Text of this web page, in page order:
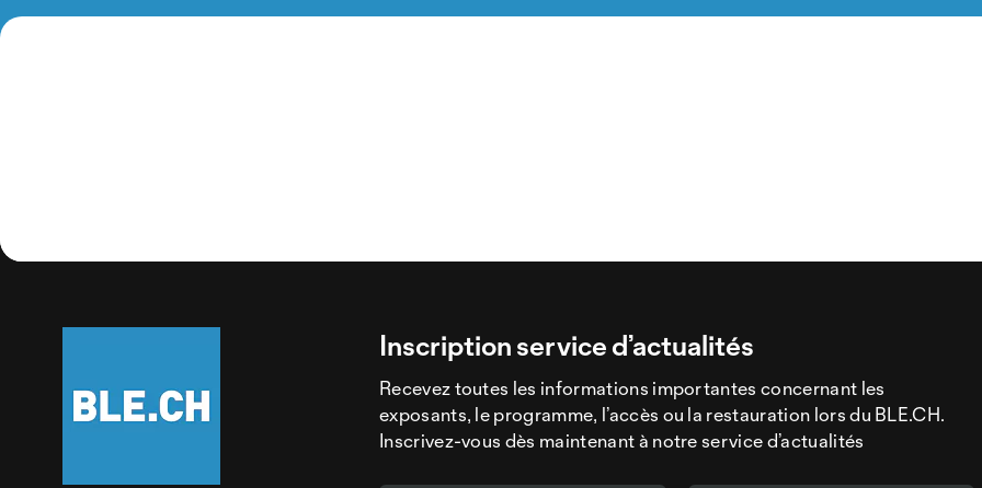
Inscription service d’actualités
Recevez toutes les informations importantes concernant les
exposants, le programme, l’accès ou la restauration lors du BLE.CH.
Inscrivez-vous dès maintenant à notre service d’actualités